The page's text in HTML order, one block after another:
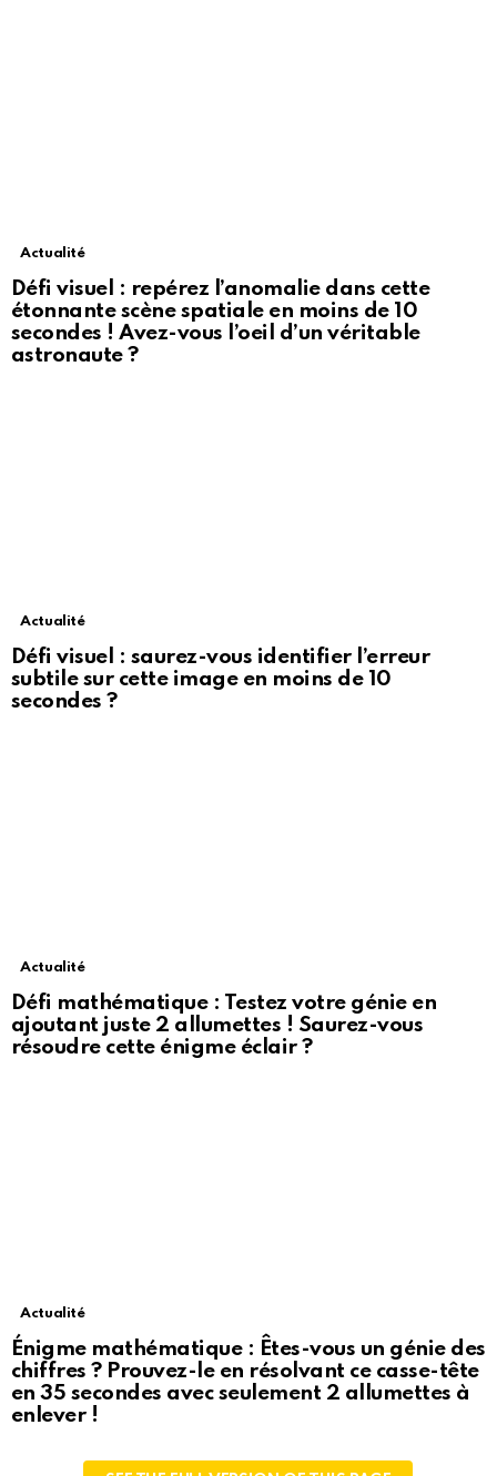
Actualité
Défi visuel : repérez l’anomalie dans cette
étonnante scène spatiale en moins de 10
secondes ! Avez-vous l’oeil d’un véritable
astronaute ?
Actualité
Défi visuel : saurez-vous identifier l’erreur
subtile sur cette image en moins de 10
secondes ?
Actualité
Défi mathématique : Testez votre génie en
ajoutant juste 2 allumettes ! Saurez-vous
résoudre cette énigme éclair ?
Actualité
Énigme mathématique : Êtes-vous un génie des
chiffres ? Prouvez-le en résolvant ce casse-tête
en 35 secondes avec seulement 2 allumettes à
enlever !